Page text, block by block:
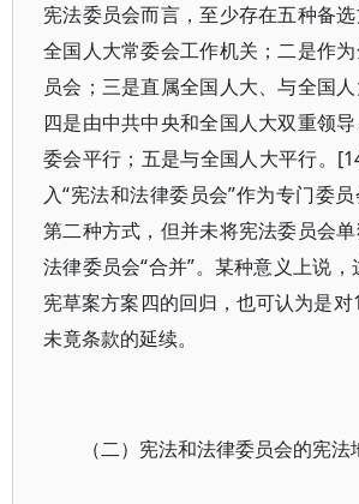
宪法委员会而言，至少存在五种备
全国人大常委会工作机关；二是作
员会；三是直属全国人大、与全国人
四是由中共中央和全国人大双重领
委会平行；五是与全国人大平行。
入“宪法和法律委员会”作为专门委
第二种方式，但并未将宪法委员会
法律委员会“合并”。某种意义上说
宪草案方案四的回归，也可认为是对
未竟条款的延续。
（二）宪法和法律委员会的宪法